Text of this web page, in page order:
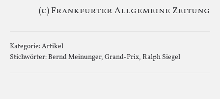
(c) Frankfurter Allgemeine Zeitung
Kategorie:Artikel
Stichwörter:Bernd Meinunger, Grand-Prix, Ralph Siegel